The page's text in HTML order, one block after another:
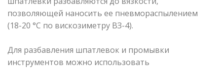
позволяющей наносить ее пневмораспылением
(18-20 °С по вискозиметру ВЗ-4).
Для разбавления шпатлевок и промывки
инструментов можно использовать